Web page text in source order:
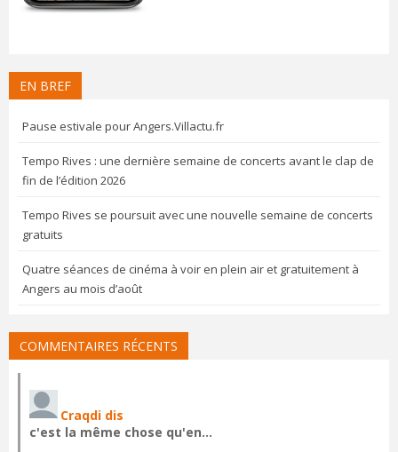
EN BREF
Pause estivale pour Angers.Villactu.fr
Tempo Rives : une dernière semaine de concerts avant le clap de
fin de l’édition 2026
Tempo Rives se poursuit avec une nouvelle semaine de concerts
gratuits
Quatre séances de cinéma à voir en plein air et gratuitement à
Angers au mois d’août
COMMENTAIRES RÉCENTS
Craqdi dis
c'est la même chose qu'en…